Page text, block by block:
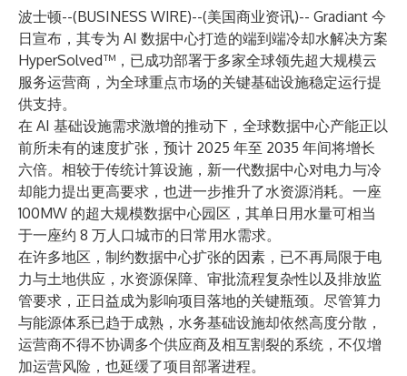
波士顿--(BUSINESS WIRE)--(美国商业资讯)-- Gradiant 今
日宣布，其专为 AI 数据中心打造的端到端冷却水解决方案
HyperSolved™，已成功部署于多家全球领先超大规模云
服务运营商，为全球重点市场的关键基础设施稳定运行提
供支持。
在 AI 基础设施需求激增的推动下，全球数据中心产能正以
前所未有的速度扩张，预计 2025 年至 2035 年间将增长
六倍。相较于传统计算设施，新一代数据中心对电力与冷
却能力提出更高要求，也进一步推升了水资源消耗。一座
100MW 的超大规模数据中心园区，其单日用水量可相当
于一座约 8 万人口城市的日常用水需求。
在许多地区，制约数据中心扩张的因素，已不再局限于电
力与土地供应，水资源保障、审批流程复杂性以及排放监
管要求，正日益成为影响项目落地的关键瓶颈。尽管算力
与能源体系已趋于成熟，水务基础设施却依然高度分散，
运营商不得不协调多个供应商及相互割裂的系统，不仅增
加运营风险，也延缓了项目部署进程。